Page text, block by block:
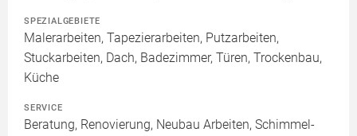
SPEZIALGEBIETE
Malerarbeiten, Tapezierarbeiten, Putzarbeiten,
Stuckarbeiten, Dach, Badezimmer, Türen, Trockenbau,
Küche
SERVICE
Beratung, Renovierung, Neubau Arbeiten, Schimmel-